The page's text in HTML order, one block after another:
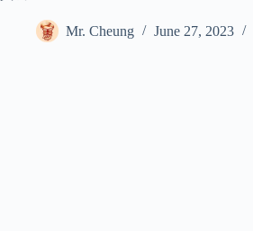
Mr. Cheung June 27, 2023